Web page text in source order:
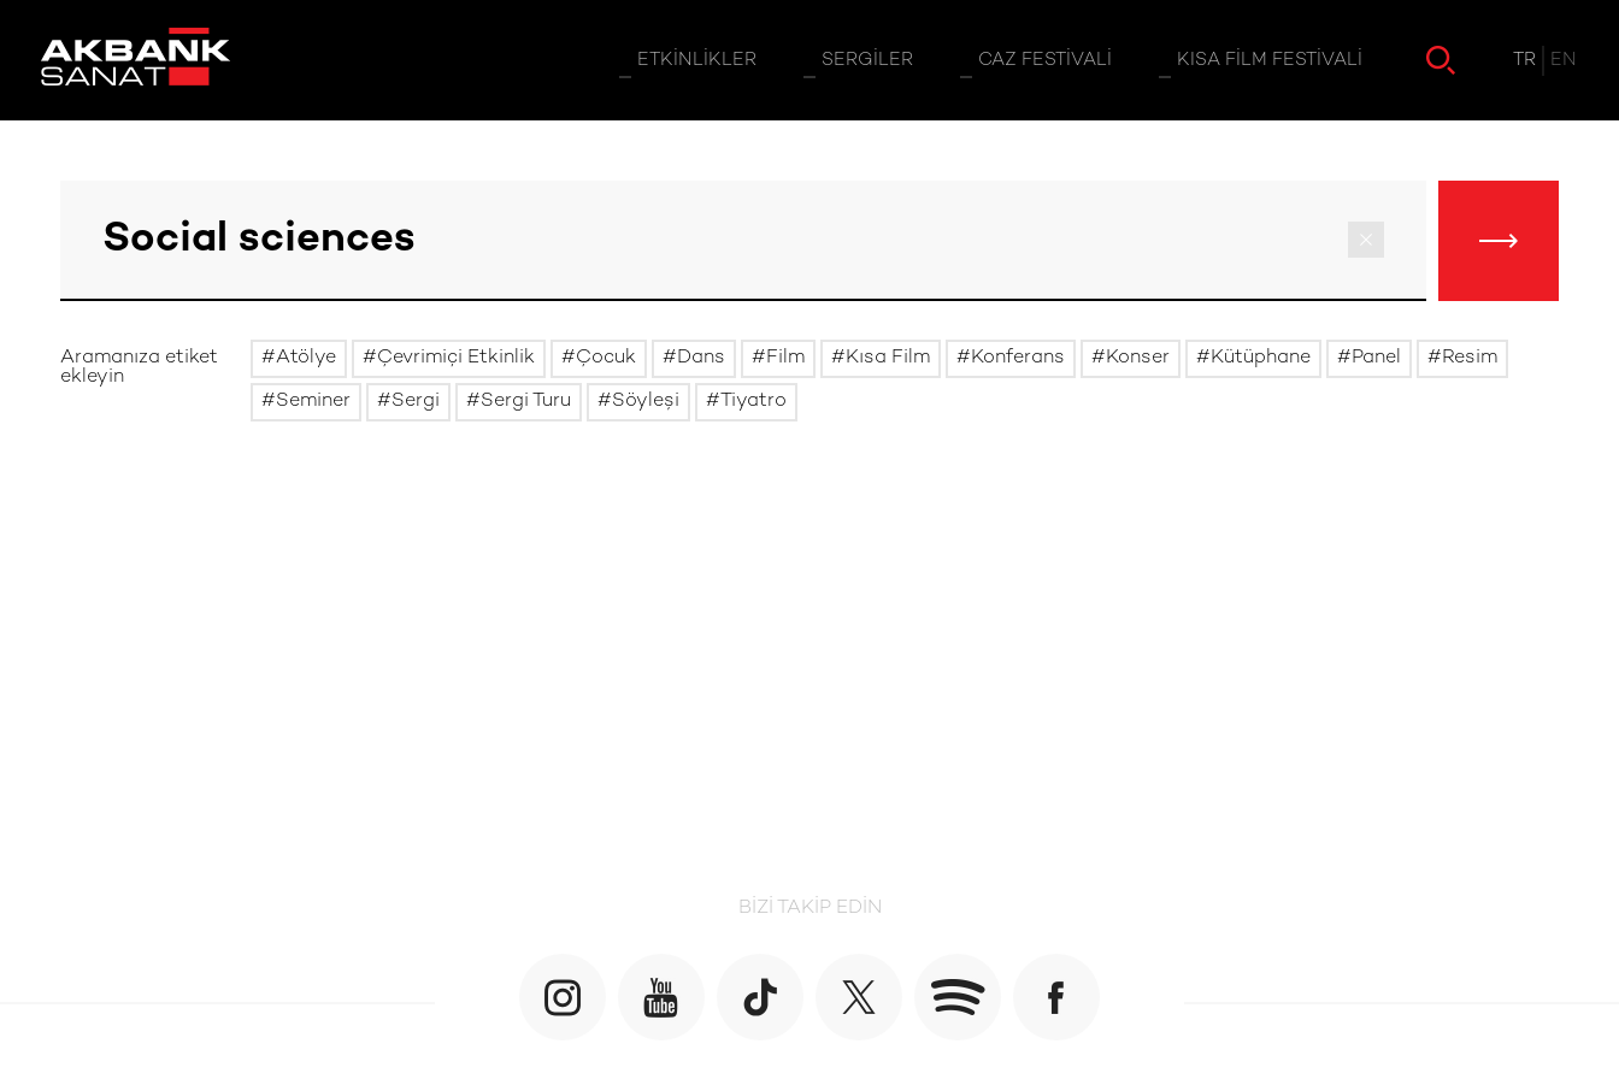
ETKINLIKLER SERGILER CAZ FESTIVALI KISA FILM FESTIVALI TR EN
Aramanıza etiket
ekleyin
Atölye Çevrimiçi Etkinlik Çocuk Dans Film Kısa Film Konferans Konser Kütüphane Panel Resim
Seminer Sergi Sergi Turu Söyleşi Tiyatro
BIZI TAKIP EDIN